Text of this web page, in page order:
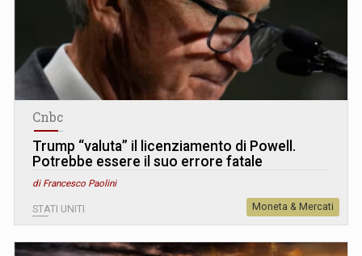
Cnbc
Trump “valuta” il licenziamento di Powell.
Potrebbe essere il suo errore fatale
di Francesco Paolini
STATI UNITI Moneta & Mercati